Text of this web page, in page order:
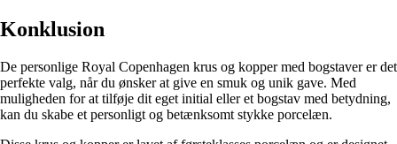
Konklusion
De personlige Royal Copenhagen krus og kopper med bogstaver er det
perfekte valg, når du ønsker at give en smuk og unik gave. Med
muligheden for at tilføje dit eget initial eller et bogstav med betydning,
kan du skabe et personligt og betænksomt stykke porcelæn.